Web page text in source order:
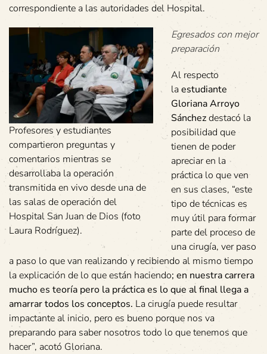
correspondiente a las autoridades del Hospital.
Profesores y estudiantes
compartieron preguntas y
comentarios mientras se
desarrollaba la operación
transmitida en vivo desde una de
las salas de operación del
Hospital San Juan de Dios (foto
Laura Rodríguez).
Egresados con mejor
preparación
Al respecto
laestudiante
Gloriana Arroyo
Sánchezdestacó la
posibilidad que
tienen de poder
apreciar en la
práctica lo que ven
en sus clases, “este
tipo de técnicas es
muy útil para formar
parte del proceso de
una cirugía, ver paso
a paso lo que van realizando y recibiendo al mismo tiempo
la explicación de lo que están haciendo; en nuestra carrera
mucho es teoría pero la práctica es lo que al final llega a
amarrar todos los conceptos. La cirugía puede resultar
impactante al inicio, pero es bueno porque nos va
preparando para saber nosotros todo lo que tenemos que
hacer”, acotó Gloriana.